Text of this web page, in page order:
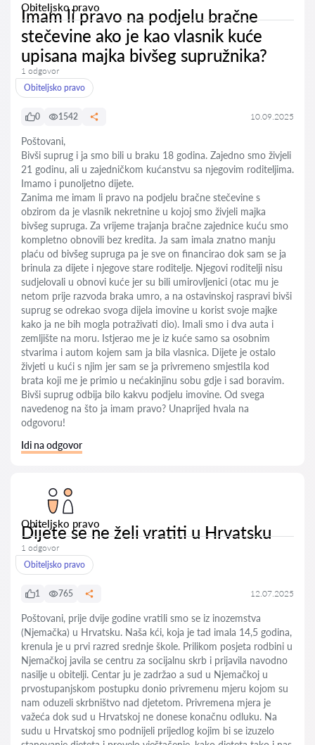
Obiteljsko pravo
Imam li pravo na podjelu bračne
stečevine ako je kao vlasnik kuće
upisana majka bivšeg supružnika?
1 odgovor
Obiteljsko pravo
0 1542 10.09.2025
Poštovani,
Bivši suprug i ja smo bili u braku 18 godina. Zajedno smo živjeli
21 godinu, ali u zajedničkom kućanstvu sa njegovim roditeljima.
Imamo i punoljetno dijete.
Zanima me imam li pravo na podjelu bračne stečevine s
obzirom da je vlasnik nekretnine u kojoj smo živjeli majka
bivšeg supruga. Za vrijeme trajanja bračne zajednice kuću smo
kompletno obnovili bez kredita. Ja sam imala znatno manju
plaću od bivšeg supruga pa je sve on financirao dok sam se ja
brinula za dijete i njegove stare roditelje. Njegovi roditelji nisu
sudjelovali u obnovi kuće jer su bili umirovljenici (otac mu je
netom prije razvoda braka umro, a na ostavinskoj raspravi bivši
suprug se odrekao svoga dijela imovine u korist svoje majke
kako ja ne bih mogla potraživati dio). Imali smo i dva auta i
zemljište na moru. Istjerao me je iz kuće samo sa osobnim
stvarima i autom kojem sam ja bila vlasnica. Dijete je ostalo
živjeti u kući s njim jer sam se ja privremeno smjestila kod
brata koji me je primio u nećakinjinu sobu gdje i sad boravim.
Bivši suprug odbija bilo kakvu podjelu imovine. Od svega
navedenog na što ja imam pravo? Unaprijed hvala na
odgovoru!
Idi na odgovor
Obiteljsko pravo
Dijete se ne želi vratiti u Hrvatsku
1 odgovor
Obiteljsko pravo
1 765 12.07.2025
Poštovani, prije dvije godine vratili smo se iz inozemstva
(Njemačka) u Hrvatsku. Naša kći, koja je tad imala 14,5 godina,
krenula je u prvi razred srednje škole. Prilikom posjeta rodbini u
Njemačkoj javila se centru za socijalnu skrb i prijavila navodno
nasilje u obitelji. Centar ju je zadržao a sud u Njemačkoj u
prvostupanjskom postupku donio privremenu mjeru kojom su
nam oduzeli skrbništvo nad djetetom. Privremena mjera je
važeća dok sud u Hrvatskoj ne donese konačnu odluku. Na
sudu u Hrvatskoj smo podnijeli prijedlog kojim bi se izuzelo